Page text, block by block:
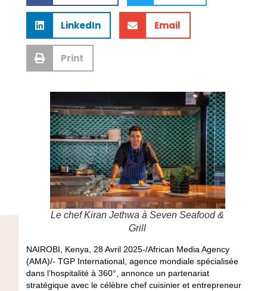
LinkedIn Email
Print
Le chef Kiran Jethwa à Seven Seafood &
Grill
NAIROBI, Kenya, 28 Avril 2025-/African Media Agency
(AMA)/- TGP International, agence mondiale spécialisée
dans l’hospitalité à 360°, annonce un partenariat
stratégique avec le célèbre chef cuisinier et entrepreneur